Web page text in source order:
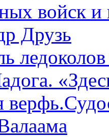
войск и
Друзь